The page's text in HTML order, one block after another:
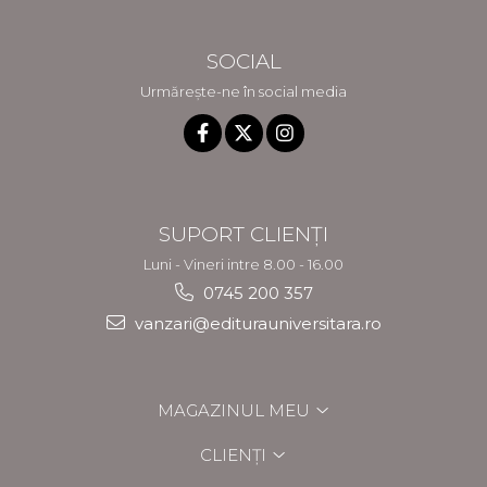
SOCIAL
Urmărește-ne în social media
SUPORT CLIENȚI
Luni - Vineri intre 8.00 - 16.00
0745 200 357
vanzari@editurauniversitara.ro
MAGAZINUL MEU
CLIENȚI